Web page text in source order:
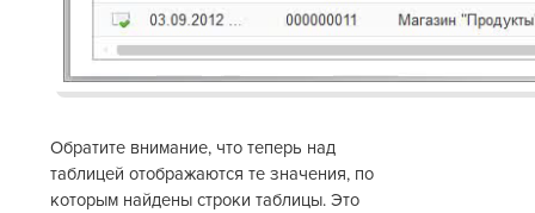
Обратите внимание, что теперь над
таблицей отображаются те значения, по
которым найдены строки таблицы. Это